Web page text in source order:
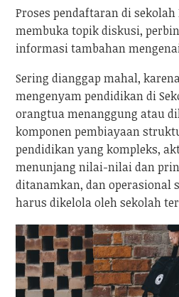
Proses pendaftaran di
membuka topik diskusi,
informasi tambahan
Sering dianggap mahal,
mengenyam pendidikan di
orangtua menanggung atau
komponen pembiayaan
pendidikan yang kompleks,
menunjang nilai-nilai dan
ditanamkan, dan operasional
harus dikelola oleh sekolah